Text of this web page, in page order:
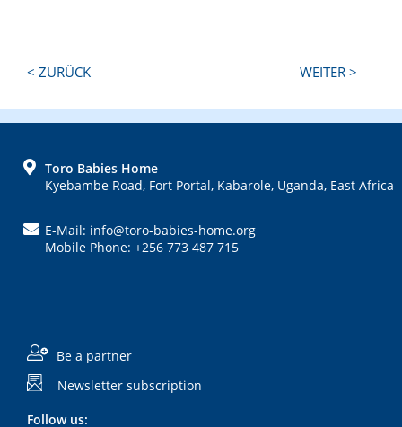
Next
< ZURÜCK WEITER >
FOOTERToro Babies Home
Kyebambe Road, Fort Portal, Kabarole, Uganda, East Africa
E-Mail: info@toro-babies-home.org
Mobile Phone: +256 773 487 715
Be a partner
Newsletter subscription
Follow us: